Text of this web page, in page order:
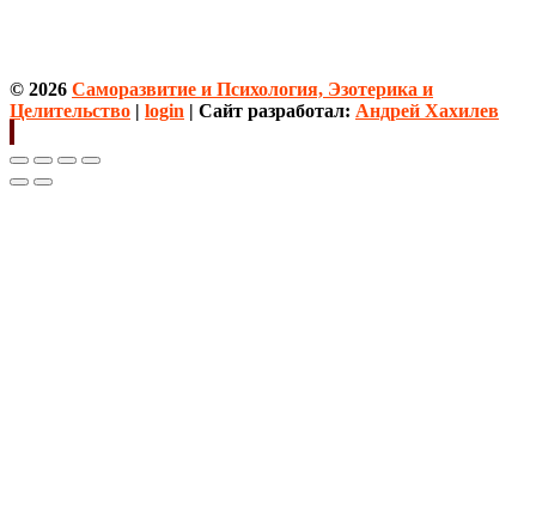
© 2026 Саморазвитие и Психология, Эзотерика и
Целительство | login | Сайт разработал: Андрей Хахилев